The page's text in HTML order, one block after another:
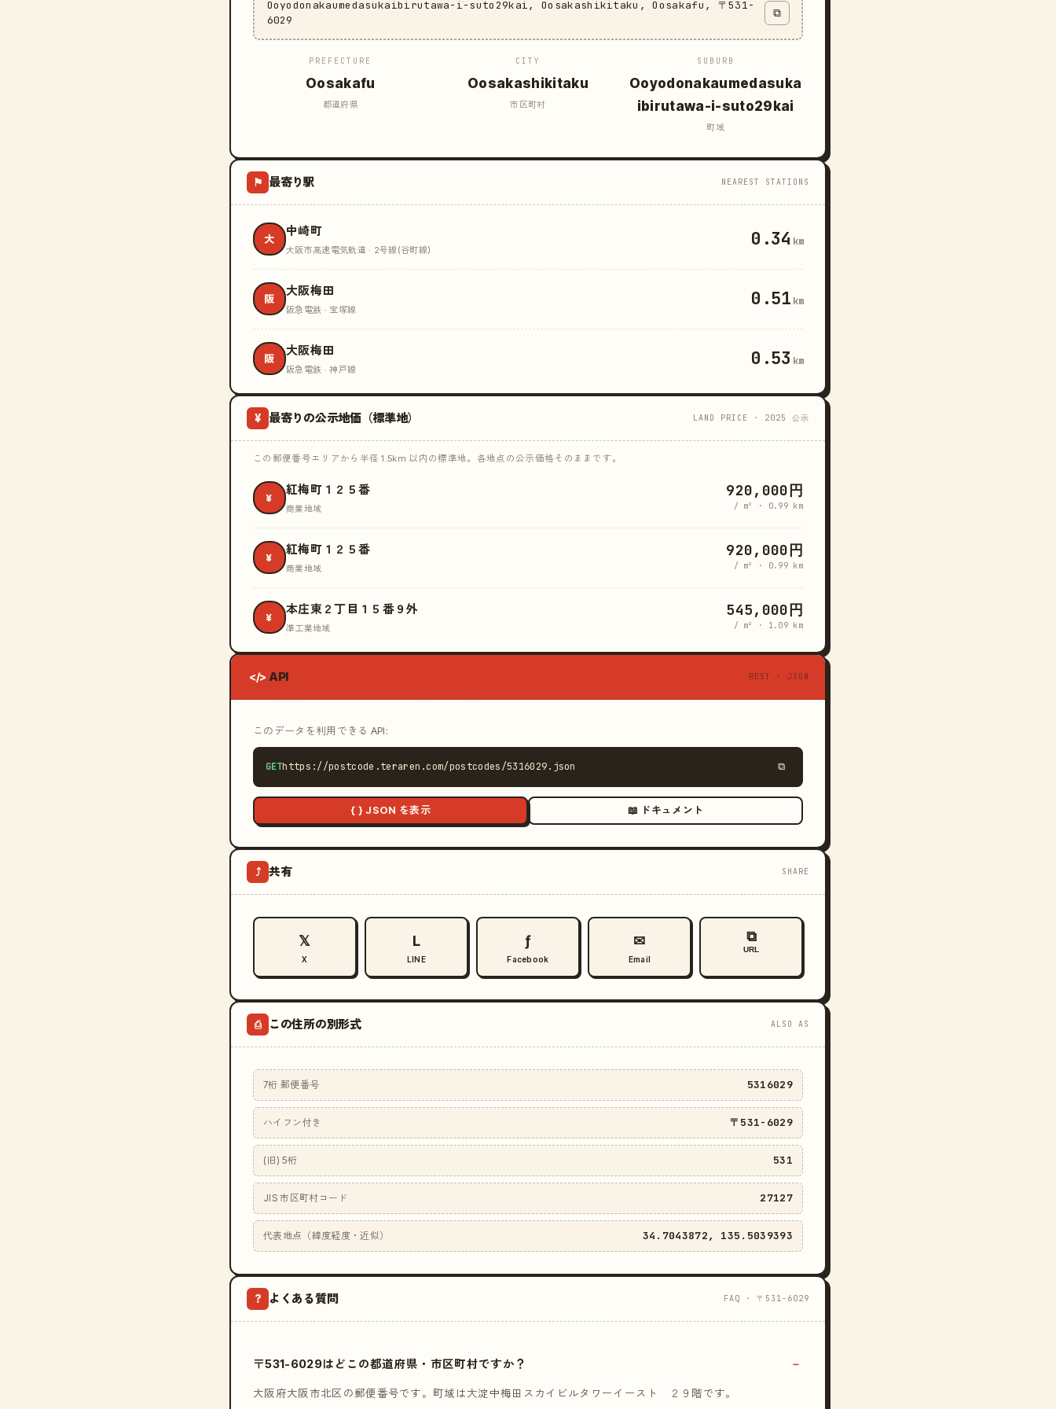
Ooyodonakaumedasukaibirutawa-i-suto29kai, Oosakashikitaku, Oosakafu, 〒531-
6029
⧉
PREFECTURE
Oosakafu
都道府県
CITY
Oosakashikitaku
市区町村
SUBURB
Ooyodonakaumedasuka
ibirutawa-i-suto29kai
町域
⚑ 最寄り駅 NEAREST STATIONS
大
中崎町
大阪市高速電気軌道 · 2号線(谷町線) 0.34 km
阪
大阪梅田
阪急電鉄 · 宝塚線 0.51 km
阪
大阪梅田
阪急電鉄 · 神戸線 0.53 km
¥ 最寄りの公示地価（標準地） LAND PRICE · 2025 公示
この郵便番号エリアから半径 1.5km 以内の標準地。各地点の公示価格そのままです。
¥
紅梅町１２５番
商業地域
920,000円
/ m² · 0.99 km
¥
紅梅町１２５番
商業地域
920,000円
/ m² · 0.99 km
¥
本庄東２丁目１５番９外
準工業地域
545,000円
/ m² · 1.09 km
</> API REST · JSON
このデータを利用できる API:
GEThttps://postcode.teraren.com/postcodes/5316029.json ⧉
{ } JSON を表示 📖 ドキュメント
⤴ 共有 SHARE
𝕏
X
L
LINE
ƒ
Facebook
✉
Email
⧉
URL
⎙ この住所の別形式 ALSO AS
7桁 郵便番号 5316029
ハイフン付き 〒531-6029
(旧) 5桁 531
JIS 市区町村コード 27127
代表地点（緯度経度・近似） 34.7043872, 135.5039393
? よくある質問 FAQ · 〒531-6029
〒531-6029はどこの都道府県・市区町村ですか？
大阪府大阪市北区の郵便番号です。町域は大淀中梅田スカイビルタワーイースト ２９階です。